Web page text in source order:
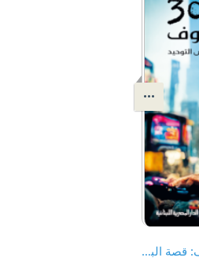
300,000 عام من الخوف: قصة البشر من بداية الكون إلى التوحيد